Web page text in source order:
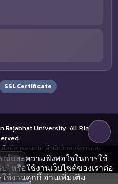
SSL Certificate
University. All Rights
โลยีสารสนเทศ สำนักวิทยบริการและ
ยีสารสนเทศ
ณ์และความพึงพอใจในการใช้
หรือใช้งานเว็บไซต์ของเราต่อ
ช้งานคุกกี้ อ่านเพิ่มเติม